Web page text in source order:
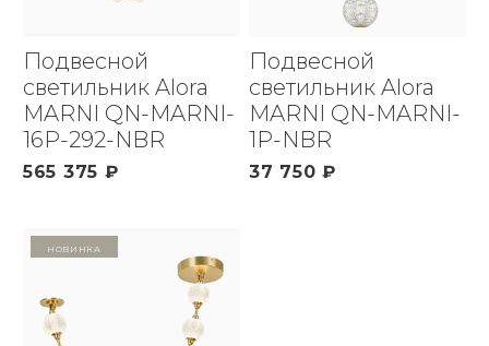
Подвесной
светильник Alora
MARNI QN-MARNI-
16P-292-NBR
565 375 ₽
Подвесной
светильник Alora
MARNI QN-MARNI-
1P-NBR
37 750 ₽
Новинка